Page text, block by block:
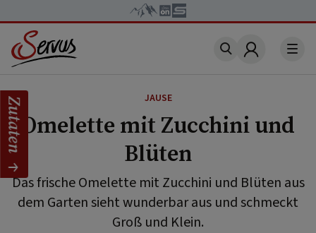
Account
JAUSE
Omelette mit Zucchini und
Blüten
Das frische Omelette mit Zucchini und Blüten aus
dem Garten sieht wunderbar aus und schmeckt
Groß und Klein.
Zutaten